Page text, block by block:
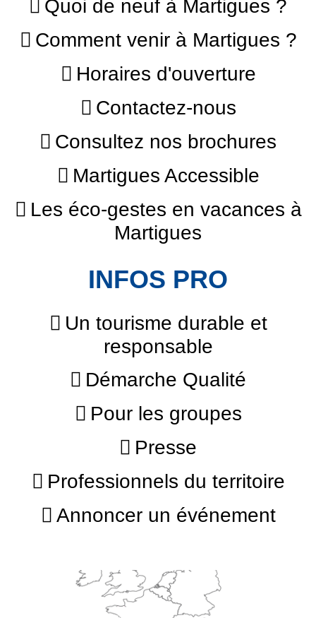
Quoi de neuf à Martigues ?
Comment venir à Martigues ?
Horaires d'ouverture
Contactez-nous
Consultez nos brochures
Martigues Accessible
Les éco-gestes en vacances à
Martigues
INFOS PRO
Un tourisme durable et
responsable
Démarche Qualité
Pour les groupes
Presse
Professionnels du territoire
Annoncer un événement